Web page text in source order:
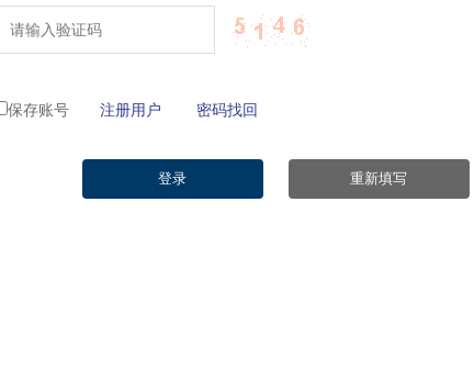
保存账号 注册用户 密码找回
登录 重新填写